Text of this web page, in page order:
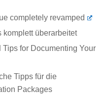
completely revamped
komplett überarbeitet
for Documenting Your
Tipps für die
Packages